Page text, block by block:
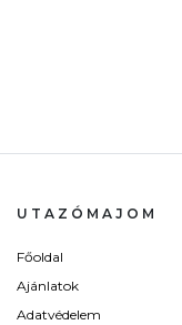
UTAZÓMAJOM
Főoldal
Ajánlatok
Adatvédelem